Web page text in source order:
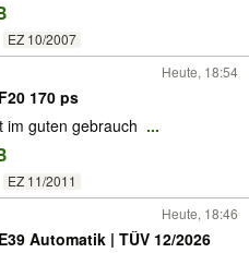
EZ 10/2007
Heute, 18:54
170 ps
im guten gebrauch ...
EZ 11/2011
Heute, 18:46
Automatik | TÜV 12/2026